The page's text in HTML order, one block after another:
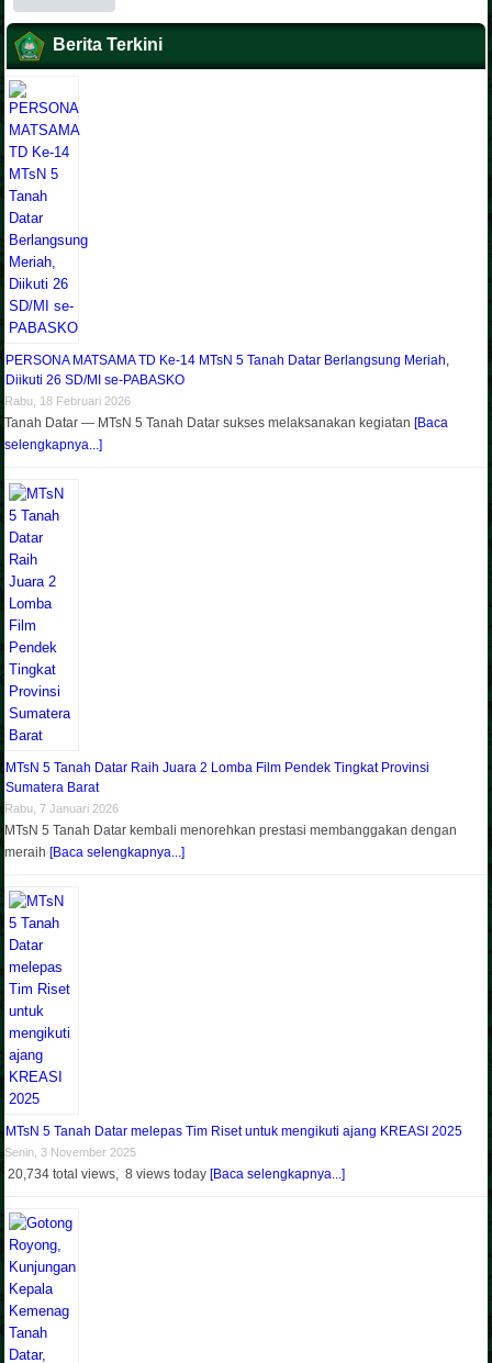
Berita Terkini
PERSONA MATSAMA TD Ke-14 MTsN 5 Tanah Datar Berlangsung Meriah,
Diikuti 26 SD/MI se-PABASKO
Rabu, 18 Februari 2026
Tanah Datar — MTsN 5 Tanah Datar sukses melaksanakan kegiatan[Baca
selengkapnya...]
MTsN 5 Tanah Datar Raih Juara 2 Lomba Film Pendek Tingkat Provinsi
Sumatera Barat
Rabu, 7 Januari 2026
MTsN 5 Tanah Datar kembali menorehkan prestasi membanggakan dengan
meraih[Baca selengkapnya...]
MTsN 5 Tanah Datar melepas Tim Riset untuk mengikuti ajang KREASI 2025
Senin, 3 November 2025
20,734 total views, 8 views today[Baca selengkapnya...]